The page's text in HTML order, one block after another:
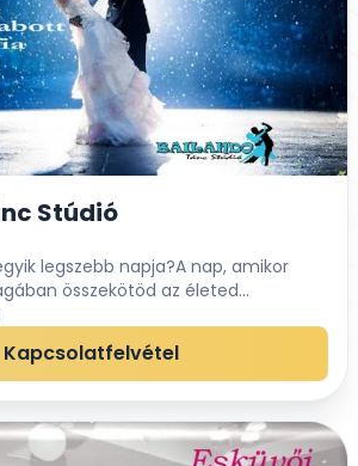
Stúdió
legszebb napja?A nap, amikor
összekötöd az életed
hűséget fogadtok egymásnak.
elterjedtebb szokás, hogy az ifjú...
Kapcsolatfelvétel